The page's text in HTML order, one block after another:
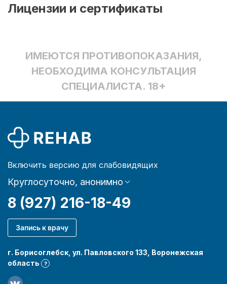
Лицензии и сертификаты
ИМЕЮТСЯ ПРОТИВОПОКАЗАНИЯ,
НЕОБХОДИМА КОНСУЛЬТАЦИЯ
СПЕЦИАЛИСТА. 18+
Включить версию для слабовидящих
Круглосуточно, анонимно
8 (927) 216-18-49
Запись к врачу
г. Борисоглебск, ул. Павловского 133, Воронежская
область
?